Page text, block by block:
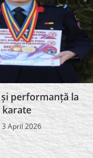
performanță la
karate
3 April 2026